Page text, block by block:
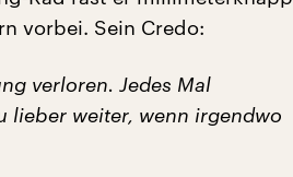
vorbei. Sein Credo:
verloren. Jedes Mal
lieber weiter, wenn irgendwo